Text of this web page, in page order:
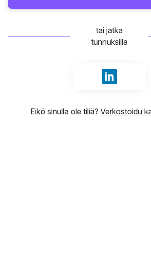
tai jatka
tunnuksilla
Kirjaudu
Eikö sinulla ole tiliä? Verkostoidu